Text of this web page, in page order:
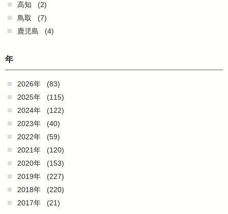
高知
(2)
鳥取
(7)
鹿児島
(4)
年
2026年
(83)
2025年
(115)
2024年
(122)
2023年
(40)
2022年
(59)
2021年
(120)
2020年
(153)
2019年
(227)
2018年
(220)
2017年
(21)